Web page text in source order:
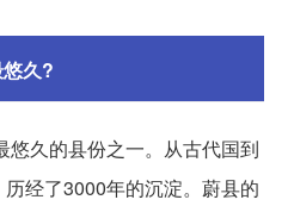
久?
悠久的县份之一。从古代国到
经了3000年的沉淀。蔚县的